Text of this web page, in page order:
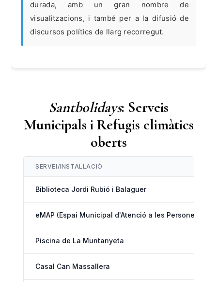
durada, amb un gran nombre de
visualitzacions, i també per a la difusió de
discursos polítics de llarg recorregut.
Santbolidays: Serveis
Municipals i Refugis climàtics
oberts
SERVEI/INSTAL·LACIÓ
Biblioteca Jordi Rubió i Balaguer
eMAP (Espai Municipal d'Atenció a les Persones)
Piscina de La Muntanyeta
Casal Can Massallera